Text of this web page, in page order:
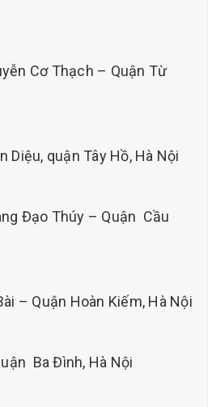
sau:
công đoạn: Khảo sát -> Báo giá
nhân viên sẽ tiến hành tháo gỡ theo
thể để tránh nhầm lẫn và đếm số
Cơ Thạch – Quận Từ
Diệu, quận Tây Hồ, Hà Nội
Đạo Thúy – Quận Cầu
– Quận Hoàn Kiếm, Hà Nội
Ba Đình, Hà Nội